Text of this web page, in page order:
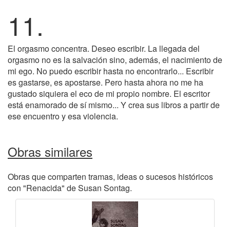
11.
El orgasmo concentra. Deseo escribir. La llegada del
orgasmo no es la salvación sino, además, el nacimiento de
mi ego. No puedo escribir hasta no encontrarlo... Escribir
es gastarse, es apostarse. Pero hasta ahora no me ha
gustado siquiera el eco de mi propio nombre. El escritor
está enamorado de sí mismo... Y crea sus libros a partir de
ese encuentro y esa violencia.
Obras similares
Obras que comparten tramas, ideas o sucesos históricos
con "Renacida" de Susan Sontag.